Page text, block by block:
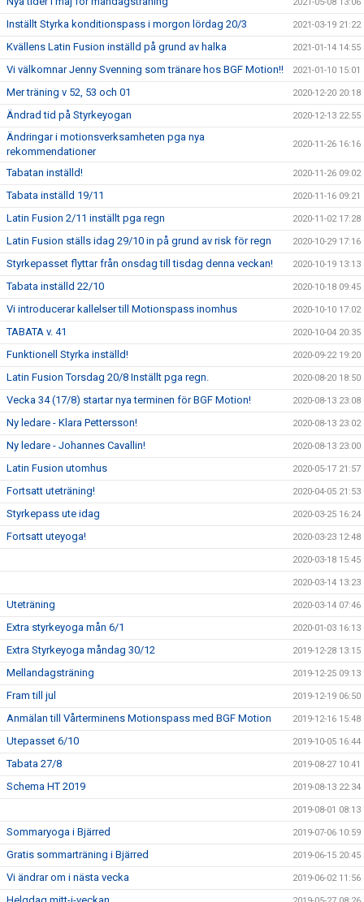
Inställt Styrka konditionspass i morgon lördag 20/3 2021-03-19 21:22
Kvällens Latin Fusion inställd på grund av halka 2021-01-14 14:55
Vi välkomnar Jenny Svenning som tränare hos BGF Motion!! 2021-01-10 15:01
Mer träning v 52, 53 och 01 2020-12-20 20:18
Ändrad tid på Styrkeyogan 2020-12-13 22:55
Ändringar i motionsverksamheten pga nya
rekommendationer
2020-11-26 16:16
Tabatan inställd! 2020-11-26 09:02
Tabata inställd 19/11 2020-11-16 09:21
Latin Fusion 2/11 inställt pga regn 2020-11-02 17:28
Latin Fusion ställs idag 29/10 in på grund av risk för regn 2020-10-29 17:16
Styrkepasset flyttar från onsdag till tisdag denna veckan! 2020-10-19 13:13
Tabata inställd 22/10 2020-10-18 09:45
Vi introducerar kallelser till Motionspass inomhus 2020-10-10 17:02
TABATA v. 41 2020-10-04 20:35
Funktionell Styrka inställd! 2020-09-22 19:20
Latin Fusion Torsdag 20/8 Inställt pga regn. 2020-08-20 18:50
Vecka 34 (17/8) startar nya terminen för BGF Motion! 2020-08-13 23:08
Ny ledare - Klara Pettersson! 2020-08-13 23:02
Ny ledare - Johannes Cavallin! 2020-08-13 23:00
Latin Fusion utomhus 2020-05-17 21:57
Fortsatt uteträning! 2020-04-05 21:53
Styrkepass ute idag 2020-03-25 16:24
Fortsatt uteyoga! 2020-03-23 12:48
2020-03-18 15:45
2020-03-14 13:23
Uteträning 2020-03-14 07:46
Extra styrkeyoga mån 6/1 2020-01-03 16:13
Extra Styrkeyoga måndag 30/12 2019-12-28 13:15
Mellandagsträning 2019-12-25 09:13
Fram till jul 2019-12-19 06:50
Anmälan till Vårterminens Motionspass med BGF Motion 2019-12-16 15:48
Utepasset 6/10 2019-10-05 16:44
Tabata 27/8 2019-08-27 10:41
Schema HT 2019 2019-08-13 22:34
2019-08-01 08:13
Sommaryoga i Bjärred 2019-07-06 10:59
Gratis sommarträning i Bjärred 2019-06-15 20:45
Vi ändrar om i nästa vecka 2019-06-02 11:56